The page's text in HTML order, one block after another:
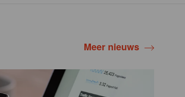
Meer nieuws